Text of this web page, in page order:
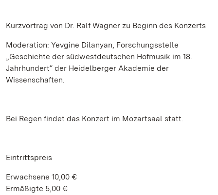
Kurzvortrag von Dr. Ralf Wagner zu Beginn des Konzerts
Moderation: Yevgine Dilanyan, Forschungsstelle
„Geschichte der südwestdeutschen Hofmusik im 18.
Jahrhundert“ der Heidelberger Akademie der
Wissenschaften.
Bei Regen findet das Konzert im Mozartsaal statt.
Eintrittspreis
Erwachsene 10,00 €
Ermäßigte 5,00 €